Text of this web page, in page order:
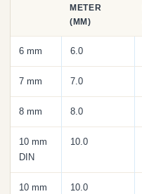
METER
(MM)
6 mm 6.0
7 mm 7.0
8 mm 8.0
10 mm
DIN
10.0
10 mm
10.0